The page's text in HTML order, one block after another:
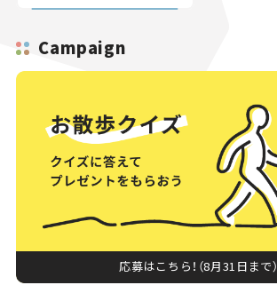
Campaign
応募はこちら！（8月31日まで）